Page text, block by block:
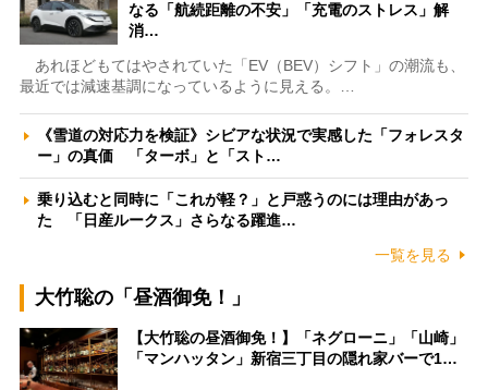
なる「航続距離の不安」「充電のストレス」解
消…
あれほどもてはやされていた「EV（BEV）シフト」の潮流も、
最近では減速基調になっているように見える。…
《雪道の対応力を検証》シビアな状況で実感した「フォレスタ
ー」の真価 「ターボ」と「スト…
乗り込むと同時に「これが軽？」と戸惑うのには理由があっ
た 「日産ルークス」さらなる躍進…
一覧を見る
大竹聡の「昼酒御免！」
【大竹聡の昼酒御免！】「ネグローニ」「山崎」
「マンハッタン」新宿三丁目の隠れ家バーで1…